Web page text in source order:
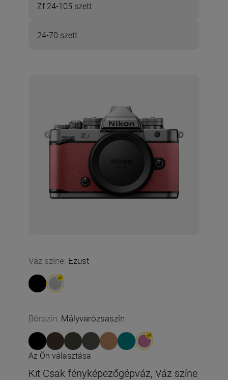
Zf 24-105 szett
24-70 szett
Váz színe: Ezüst
Bőrszín: Mályvarózsaszín
Az Ön választása
Kit Csak fényképezőgépváz, Váz színe